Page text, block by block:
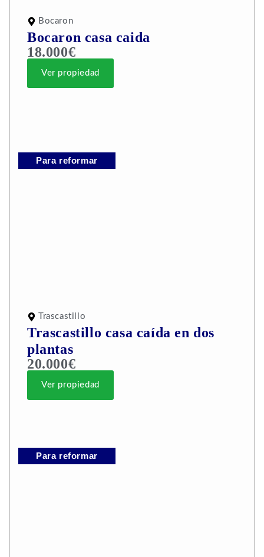
Bocaron
Bocaron casa caida
18.000€
Ver propiedad
Para reformar
Trascastillo
Trascastillo casa caída en dos
plantas
20.000€
Ver propiedad
Para reformar